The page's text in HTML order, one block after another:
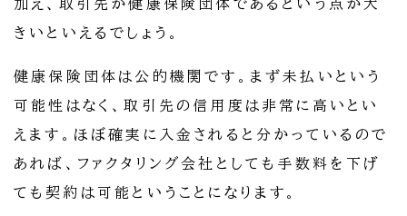
加え、取引先が健康保険団体であるという点が大
きいといえるでしょう。
健康保険団体は公的機関です。まず未払いという
可能性はなく、取引先の信用度は非常に高いとい
えます。ほぼ確実に入金されると分かっているので
あれば、ファクタリング会社としても手数料を下げ
ても契約は可能ということになります。